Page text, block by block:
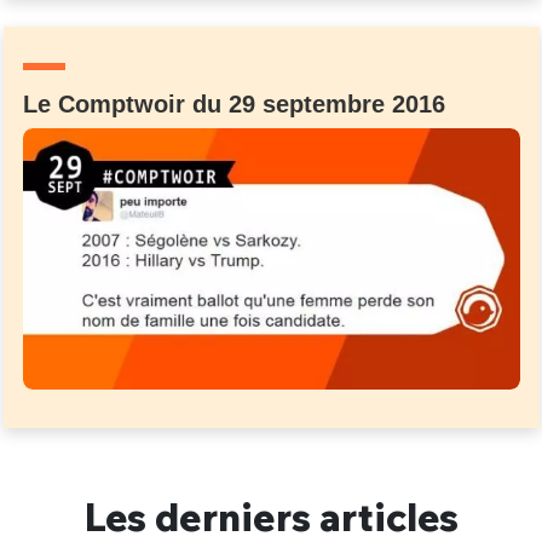
Le Comptwoir du 29 septembre 2016
Les derniers articles
C'EST PARTI